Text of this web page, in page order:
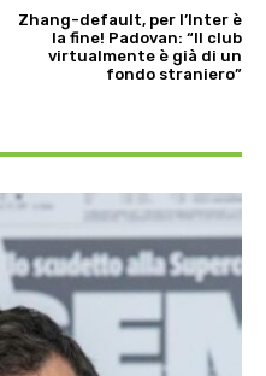
Zhang-default, per l’Inter è
la fine! Padovan: “Il club
virtualmente è già di un
fondo straniero”